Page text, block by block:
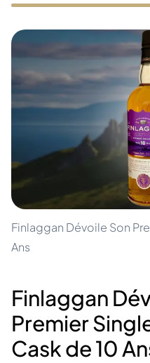
Finlaggan Dévoile Son
Ans
Finlaggan
Premier
Cask de 10